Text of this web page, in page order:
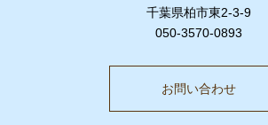
千葉県柏市東2-3-9
050-3570-0893
お問い合わせ